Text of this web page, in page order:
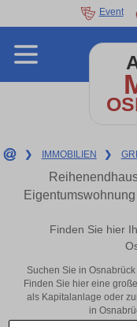
Event
❯ IMMOBILIEN ❯
Finden Sie hier
Suchen Sie in
Finden Sie hier eine
als Kapitalanlage oder
in